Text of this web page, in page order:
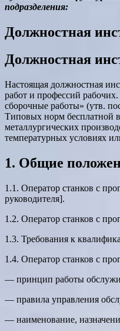
подразделения:
Должностная
Должностная
Настоящая должностная
работ и профессий
сборочные работы» (утв.
Типовых норм бесплатной
металлургических
температурных условиях
1. Общие
1.1. Оператор станков с
руководителя].
1.2. Оператор станков с
1.3. Требования к
1.4. Оператор станков с
— принцип работы
— правила управления
— наименование,